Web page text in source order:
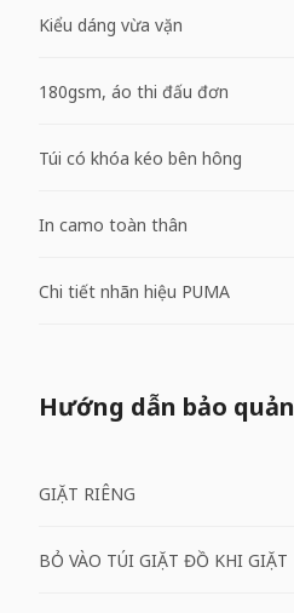
Kiểu dáng vừa vặn
180gsm, áo thi đấu đơn
Túi có khóa kéo bên hông
In camo toàn thân
Chi tiết nhãn hiệu PUMA
Hướng dẫn bảo quản
GIẶT RIÊNG
BỎ VÀO TÚI GIẶT ĐỒ KHI GIẶT